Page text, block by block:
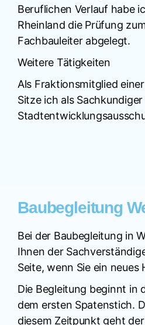
Beruflichen Verlauf habe
Rheinland die Prüfung
Fachbauleiter abgelegt.
Weitere Tätigkeiten
Als Fraktionsmitglied
Sitze ich als
Baubegleitung
Bei der Baubegleitung in
Ihnen der
Seite, wenn Sie ein neues
Die Begleitung beginnt in
dem ersten Spatenstich.
diesem Zeitpunkt geht